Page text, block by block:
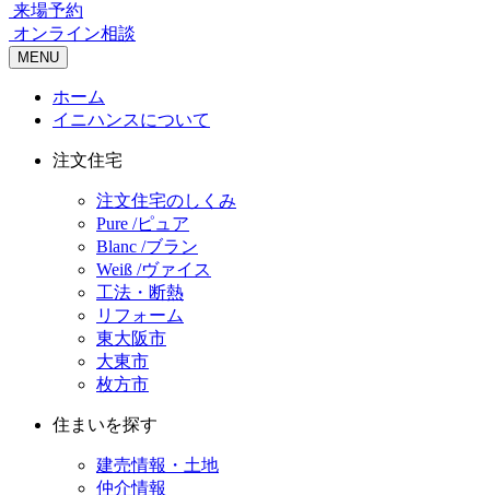
来場予約
オンライン相談
MENU
ホーム
イニハンスについて
注文住宅
注文住宅のしくみ
Pure /ピュア
Blanc /ブラン
Weiß /ヴァイス
工法・断熱
リフォーム
東大阪市
大東市
枚方市
住まいを探す
建売情報・土地
仲介情報